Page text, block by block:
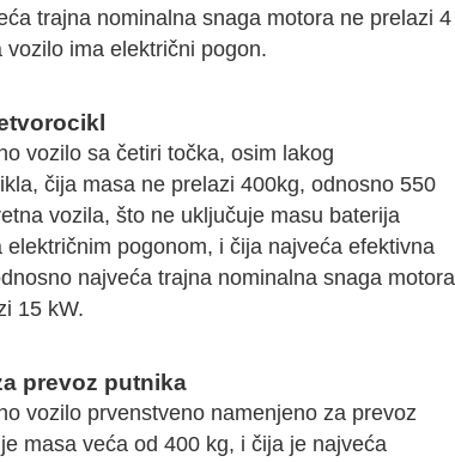
trajna nominalna snaga motora ne prelazi 4
vozilo ima električni pogon.
vozilo sa četiri točka, osim lakog
čija masa ne prelazi 400kg, odnosno 550
vozila, što ne uključuje masu baterija
električnim pogonom, i čija najveća efektivna
najveća trajna nominalna snaga motora
15 kW.
prevoz putnika
vozilo prvenstveno namenjeno za prevoz
je masa veća od 400 kg, i čija je najveća